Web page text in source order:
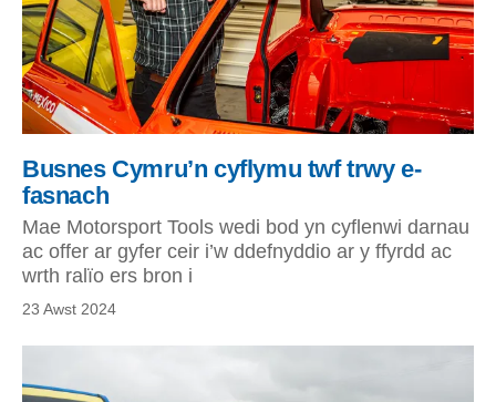
Busnes Cymru’n cyflymu twf trwy e-
fasnach
23 Awst 2024
Mae Motorsport Tools wedi bod yn cyflenwi darnau
ac offer ar gyfer ceir i’w ddefnyddio ar y ffyrdd ac
wrth ralïo ers bron i